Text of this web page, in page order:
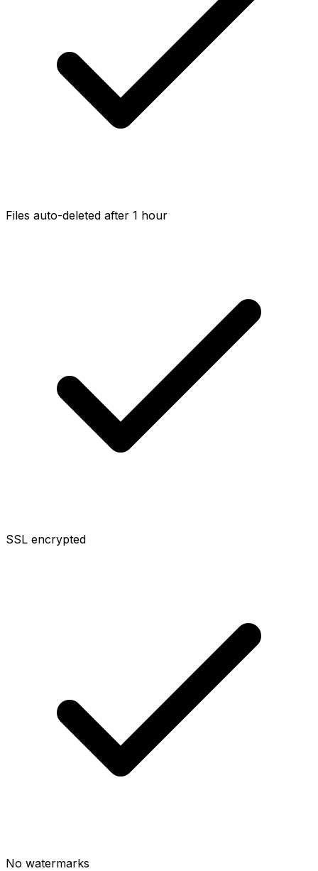
Files auto-deleted after 1 hour
SSL encrypted
No watermarks